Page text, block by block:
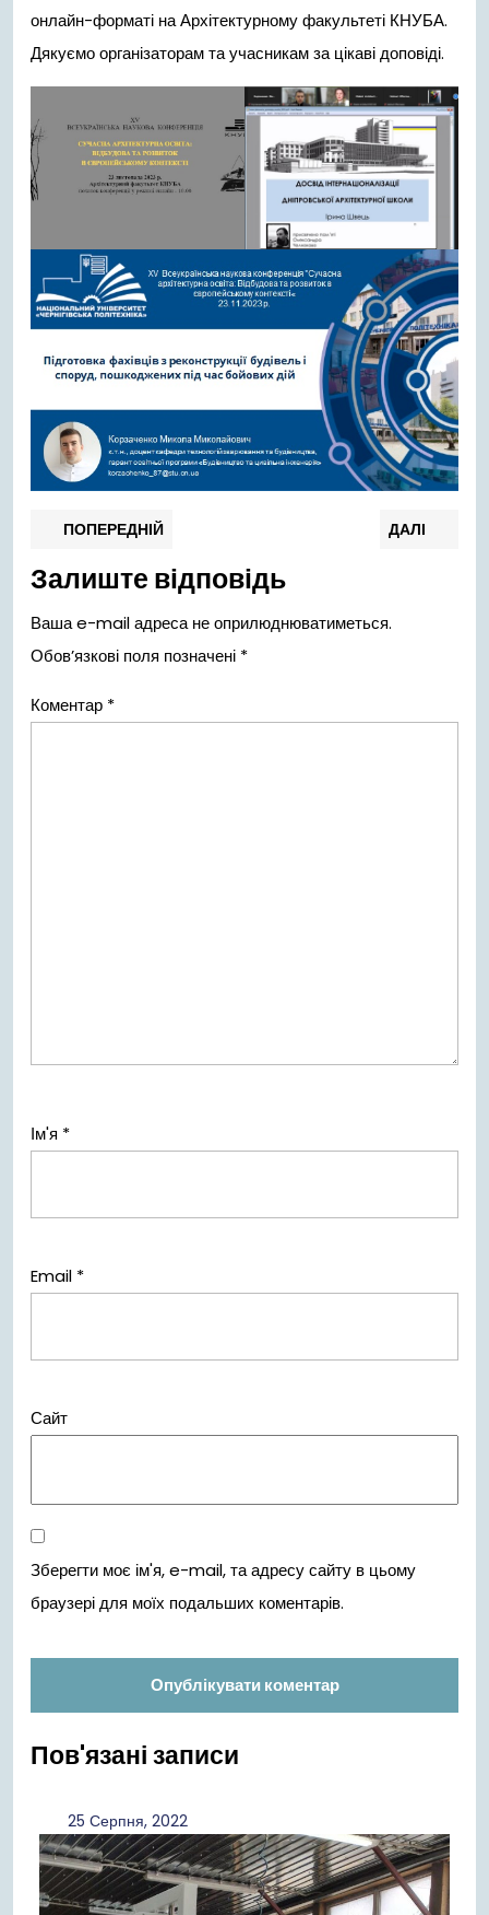
онлайн-форматі на Архітектурному факультеті КНУБА.
Дякуємо організаторам та учасникам за цікаві доповіді.
Навігація
записів
ПОПЕРЕДНІЙ ДАЛІ
Залиште відповідь
Ваша e-mail адреса не оприлюднюватиметься.
Обов’язкові поля позначені *
Коментар *
Ім'я *
Email *
Сайт
Зберегти моє ім'я, e-mail, та адресу сайту в цьому
браузері для моїх подальших коментарів.
Пов'язані записи
25 Серпня, 202225
Серпня,
2022